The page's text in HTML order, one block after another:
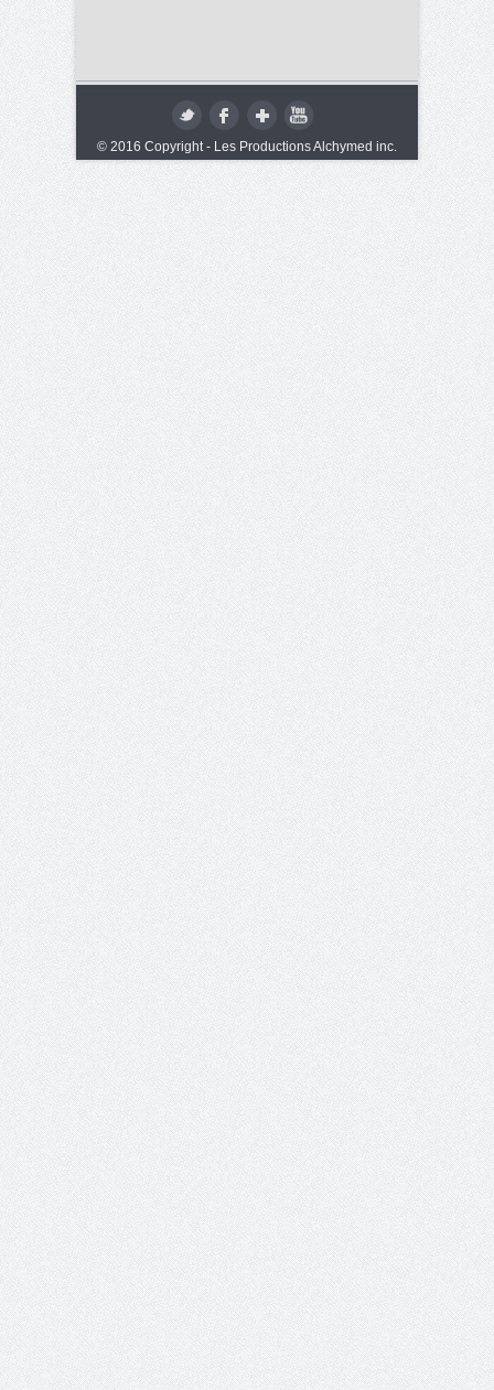
© 2016 Copyright - Les Productions Alchymed inc.